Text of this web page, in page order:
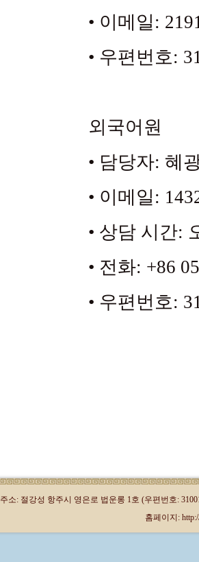
• 이메일:
• 우편번호:
외국어원
• 담당자: 혜
• 이메일:
• 상담 시간:
• 전화: +86
• 우편번호:
주소: 절강성 항주시 영은로 법운롱 1호 (우편번호:
홈페이지: